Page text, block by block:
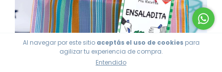
Al navegar por este sitio aceptás el uso de cookiespara
agilizar tu experiencia de compra.
Entendido